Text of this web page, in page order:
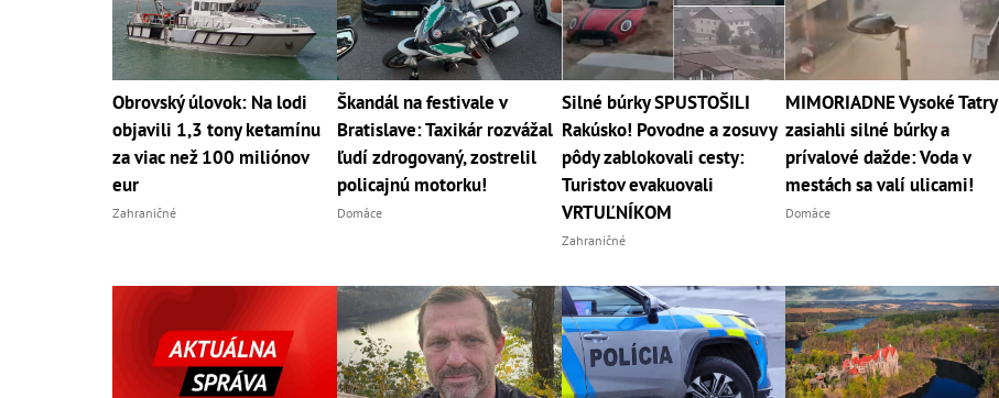
Obrovský úlovok: Na lodi
objavili 1,3 tony ketamínu
za viac než 100 miliónov
eur
Zahraničné
Škandál na festivale v
Bratislave: Taxikár rozvážal
ľudí zdrogovaný, zostrelil
policajnú motorku!
Domáce
Silné búrky SPUSTOŠILI
Rakúsko! Povodne a zosuvy
pôdy zablokovali cesty:
Turistov evakuovali
VRTUĽNÍKOM
Zahraničné
MIMORIADNE Vysoké Tatry
zasiahli silné búrky a
prívalové dažde: Voda v
mestách sa valí ulicami!
Domáce